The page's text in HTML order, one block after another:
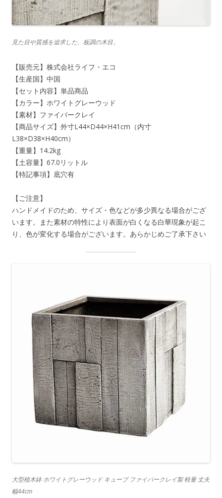
見た目や質感を追求した、板調の木目。
【販売元】株式会社ライフ・エコ
【生産国】中国
【セット内容】単品商品
【カラー】ホワイトグレーウッド
【素材】ファイバークレイ
【商品サイズ】外寸L44×D44×H41cm（内寸
L38×D38×H40cm）
【重量】14.2kg
【土容量】67.0リットル
【特記事項】底穴有
【ご注意】
ハンドメイドのため、サイズ・色などが多少異なる場合がござ
います。また素材の特性により表面が白くなる白華現象が起こ
り、色が変化する場合がございます。あらかじめご了承下さい
大型植木鉢 ホワイトグレーウッド キューブ ファイバークレイ製 軽量 丈夫
幅44cm